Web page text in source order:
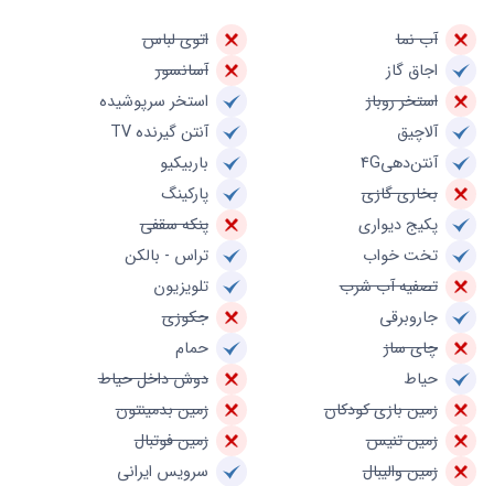
آب نما
اتوی لباس
اجاق گاز
آسانسور
استخر روباز
استخر سرپوشیده
آلاچیق
آنتن گیرنده TV
آنتن‌دهی4G
باربیکیو
بخاری گازی
پارکینگ
پکیج دیواری
پنکه سقفی
تخت خواب
تراس - بالکن
تصفیه آب شرب
تلویزیون
جاروبرقی
جکوزی
چای ساز
حمام
حیاط
دوش داخل حیاط
زمین بازی کودکان
زمین بدمینتون
زمین تنیس
زمین فوتبال
زمین والیبال
سرویس ایرانی